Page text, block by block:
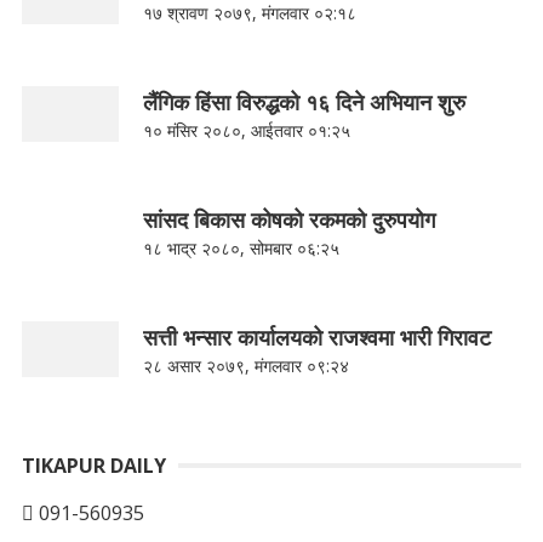
१७ श्रावण २०७९, मंगलवार ०२:१८
लैंगिक हिंसा विरुद्धको १६ दिने अभियान शुरु
१० मंसिर २०८०, आईतवार ०१:२५
सांसद बिकास कोषको रकमको दुरुपयोग
१८ भाद्र २०८०, सोमबार ०६:२५
सत्ती भन्सार कार्यालयको राजश्वमा भारी गिरावट
२८ असार २०७९, मंगलवार ०९:२४
TIKAPUR DAILY
091-560935